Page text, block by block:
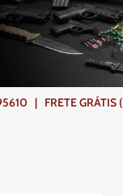
| FRETE GRÁTIS